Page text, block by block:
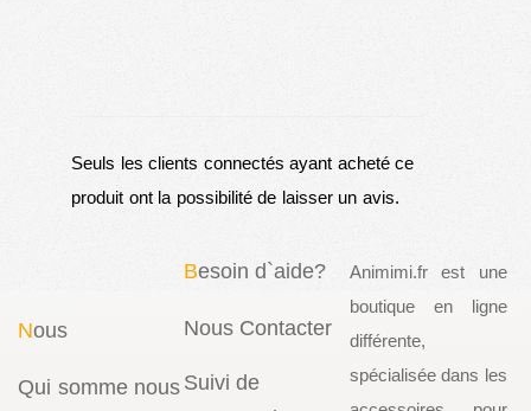
Seuls les clients connectés ayant acheté ce
produit ont la possibilité de laisser un avis.
Nous
Qui somme nous
Besoin d`aide?
Nous Contacter
Suivi de
Animimi.fr est une
boutique en ligne
différente,
spécialisée dans les